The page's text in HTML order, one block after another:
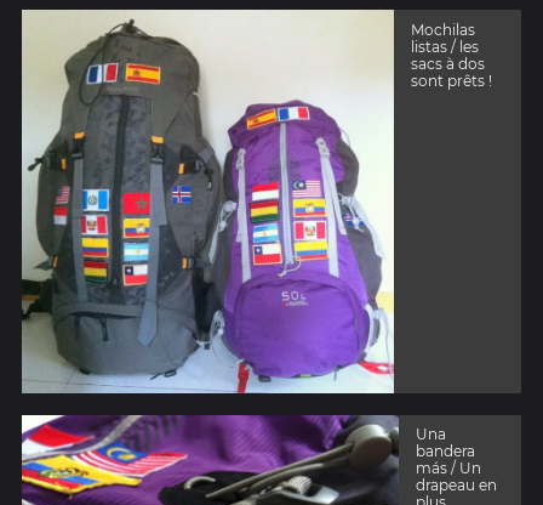
Mochilas
listas / les
sacs à dos
sont prêts !
Una
bandera
más / Un
drapeau en